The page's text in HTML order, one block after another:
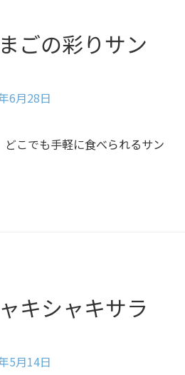
ごの彩りサン
6月28日
こでも手軽に食べられるサン
キシャキサラ
5月14日